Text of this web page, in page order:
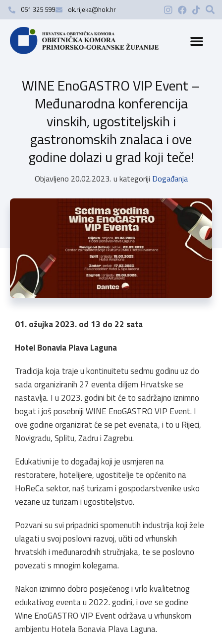
051 325 599 ok.rijeka@hok.hr
WINE EnoGASTRO VIP Event –
Međunarodna konferencija
vinskih, ugostiteljskih i
gastronomskih znalaca i ove
godine dolazi u grad koji teče!
Objavljeno 20.02.2023. u kategoriji Događanja
01. ožujka 2023. od 13 do 22 sata
Hotel Bonavia Plava Laguna
Tradicija koja traje u kontinuitetu sedmu godinu uz do
sada organiziranih 27 eventa diljem Hrvatske se
nastavlja. I u 2023. godini bit će to sadržajno iznimno
bogat i još posebniji WINE EnoGASTRO VIP Event. I
ove godine organizirat će se pet evenata, i to u Rijeci,
Novigradu, Splitu, Zadru i Zagrebu.
Edukativni je to događaj koji je usmjeren na
restoratere, hotelijere, ugostitelje te općenito na
HoReCa sektor, naš turizam i gospodarstvenike usko
vezane uz turizam i ugostiteljstvo.
Pozvani su svi pripadnici spomenutih industrija koji žele
ulagati u svoj poslovni razvoj, učiti od vrhunskih
hrvatskih i međunarodnih stručnjaka, te se poslovno
povezati s mnogim kolegama.
Nakon iznimno dobro posjećenog i vrlo kvalitetnog
edukativog eventa u 2022. godini, i ove se godine
Wine EnoGASTRO VIP Event održava u vrhunskom
ambijentu Hotela Bonavia Plava Laguna.